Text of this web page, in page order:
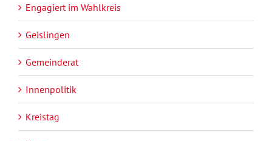
Engagiert im Wahlkreis
Geislingen
Gemeinderat
Innenpolitik
Kreistag